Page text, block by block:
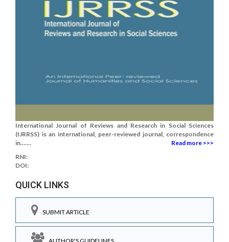
International Journal of Reviews and Research in Social Sciences
(IJRRSS) is an international, peer-reviewed journal, correspondence
in.......
Read more >>>
RNI:
DOI:
QUICK LINKS
SUBMIT ARTICLE
AUTHOR'S GUIDELINES